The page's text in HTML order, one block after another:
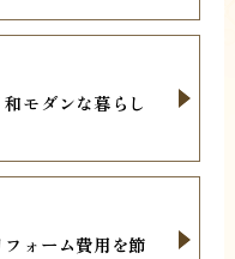
モダンな暮らし
ォーム費用を節